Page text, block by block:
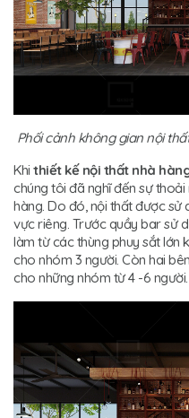
Phối cảnh không gian nội
Khi thiết kế nội thất nhà
chúng tôi đã nghĩ đến sự
hàng. Do đó, nội thất được sử
vực riêng. Trước quầy bar sử
làm từ các thùng phuy sắt lớn
cho nhóm 3 người. Còn hai
cho những nhóm từ 4 -6 người.